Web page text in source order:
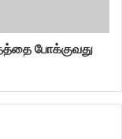
போக்குவது